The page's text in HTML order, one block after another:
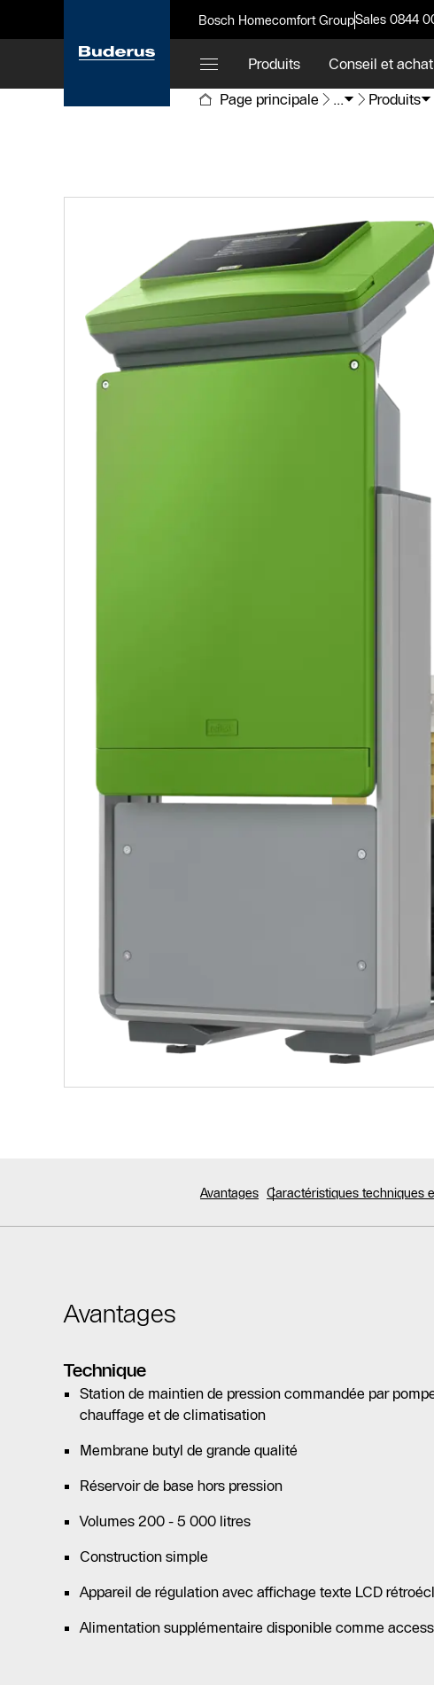
Bosch Homecomfort GroupSales 0844
Produits Conseil et achat
Page principale
... Produits
Avantages Caractéristiques techniques
Avantages
Technique
Station de maintien de pression commandée par
chauffage et de climatisation
Membrane butyl de grande qualité
Réservoir de base hors pression
Volumes 200 - 5 000 litres
Construction simple
Appareil de régulation avec affichage texte LCD
Alimentation supplémentaire disponible comme